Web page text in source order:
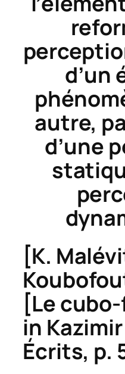
d’un
autre,
d’une
[K.
[Le
in
Écrits, p.